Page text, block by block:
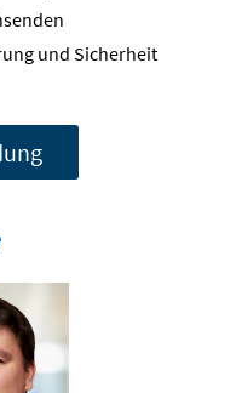
und Sicherheit